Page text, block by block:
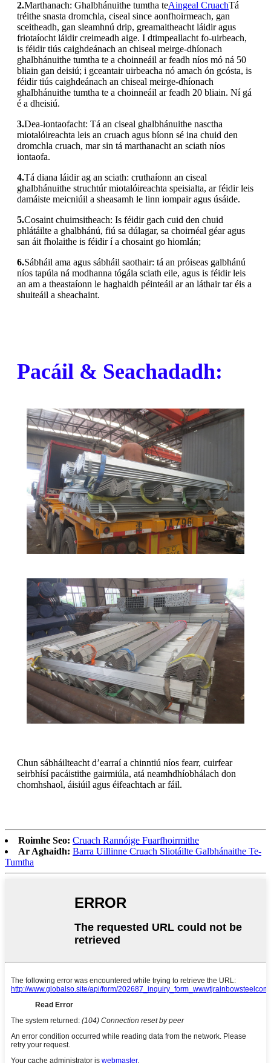
2.Marthanach: Ghalbhánuithe tumtha teAingeal CruachTá
tréithe snasta dromchla, ciseal since aonfhoirmeach, gan
sceitheadh, gan sleamhnú drip, greamaitheacht láidir agus
friotaíocht láidir creimeadh aige. I dtimpeallacht fo-uirbeach,
is féidir tiús caighdeánach an chiseal meirge-dhíonach
ghalbhánuithe tumtha te a choinneáil ar feadh níos mó ná 50
bliain gan deisiú; i gceantair uirbeacha nó amach ón gcósta, is
féidir tiús caighdeánach an chiseal meirge-dhíonach
ghalbhánuithe tumtha te a choinneáil ar feadh 20 bliain. Ní gá
é a dheisiú.
3.Dea-iontaofacht: Tá an ciseal ghalbhánuithe nasctha
miotalóireachta leis an cruach agus bíonn sé ina chuid den
dromchla cruach, mar sin tá marthanacht an sciath níos
iontaofa.
4.Tá diana láidir ag an sciath: cruthaíonn an ciseal
ghalbhánuithe struchtúr miotalóireachta speisialta, ar féidir leis
damáiste meicniúil a sheasamh le linn iompair agus úsáide.
5.Cosaint chuimsitheach: Is féidir gach cuid den chuid
phlátáilte a ghalbhánú, fiú sa dúlagar, sa choirnéal géar agus
san áit fholaithe is féidir í a chosaint go hiomlán;
6.Sábháil ama agus sábháil saothair: tá an próiseas galbhánú
níos tapúla ná modhanna tógála sciath eile, agus is féidir leis
an am a theastaíonn le haghaidh péinteáil ar an láthair tar éis a
shuiteáil a sheachaint.
Pacáil & Seachadadh:
Chun sábháilteacht d’earraí a chinntiú níos fearr, cuirfear
seirbhísí pacáistithe gairmiúla, atá neamhdhíobhálach don
chomhshaol, áisiúil agus éifeachtach ar fáil.
Roimhe Seo: Cruach Rannóige Fuarfhoirmithe
Ar Aghaidh: Barra Uillinne Cruach Sliotáilte Galbhánaithe Te-
Tumtha